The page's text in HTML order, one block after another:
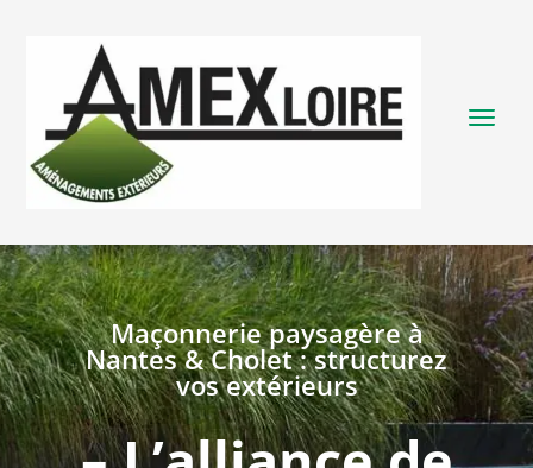
Maçonnerie paysagère à
Nantes & Cholet : structurez
vos extérieurs